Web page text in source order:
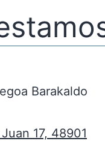
Barakaldo
17, 48901